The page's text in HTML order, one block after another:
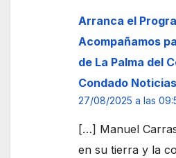
Arranca el
Acompañamos
de La Palma del
Condado Noticias
27/08/2025 a las
[…] Manuel
en su tierra y la